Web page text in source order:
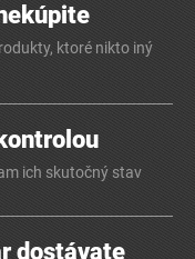
ktoré nikto iný
ich skutočný stav
dostávate